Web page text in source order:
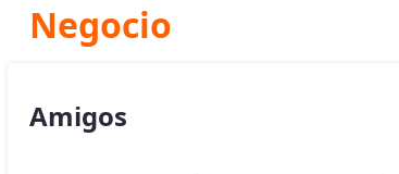
Negocio
Amigos